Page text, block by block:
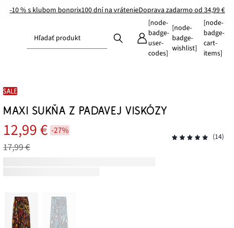
-10 % s klubom bonprix100 dní na vrátenieDoprava zadarmo od 34,99 €
Hľadať produkt
[node-
badge-
user-
codes]
[node-
badge-
wishlist]
[node-
badge-
cart-
items]
SALE
MAXI SUKŇA Z PADAVEJ VISKÓZY
12,99 € -27%
17,99 €
(14)